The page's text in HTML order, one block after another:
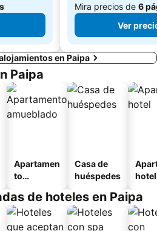
Mira precios de 6
Ver
en Paipa
Paipa
Apartamen
to
o
Casa de
huéspedes
hotel
de hoteles en Paipa